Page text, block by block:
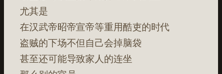
尤其是
在汉武帝昭帝宣帝等重用酷吏的时代
盗贼的下场不但自己会掉脑袋
甚至还可能导致家人的连坐